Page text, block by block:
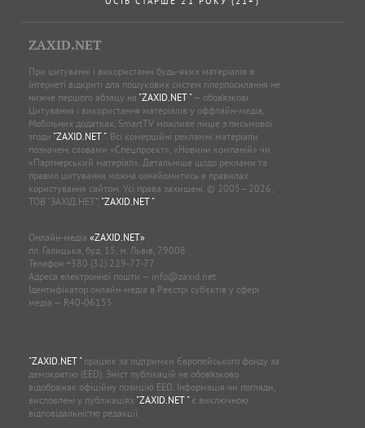
ZAXID.NET
При цитуванні і використанні будь-яких матеріалів в
Інтернеті відкриті для пошукових систем гіперпосилання не
нижче першого абзацу на "ZAXID.NET "— обов’язкові.
Цитування і використання матеріалів у оффлайн-медіа,
Мобільних додатках, SmartTV можливе лише з письмової
згоди "ZAXID.NET ". Всі комерційні рекламні матеріали
позначені словами «Спецпроєкт», «Новини компаній» чи
«Партнерський матеріал». Детальніше щодо реклами та
правил цитування можна ознайомитись в правилах
користування сайтом. Усі права захищені. © 2005—2026,
ТОВ “ЗАХІД.НЕТ”, "ZAXID.NET ".
Онлайн-медіа «ZAXID.NET»
пл. Галицька, буд. 15, м. Львів, 79008
Телефон +380 (32) 229-77-77
Адреса електронної пошти — info@zaxid.net
Ідентифікатор онлайн-медіа в Реєстрі суб'єктів у сфері
медіа — R40-06155
"ZAXID.NET "працює за підтримки Європейського фонду за
демократію (EED). Зміст публікацій не обов’язково
відображає офіційну позицію EED. Інформація чи погляди,
висловлені у публікаціях "ZAXID.NET "є виключною
відповідальністю редакції.